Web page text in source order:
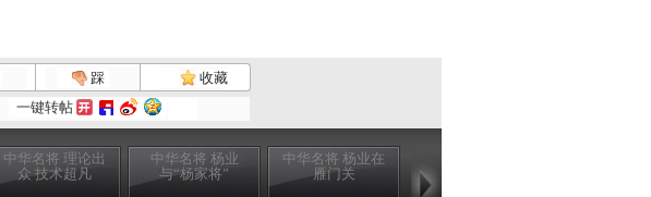
踩
收藏
一键转帖
中华名将 理论出
众 技术超凡
中华名将 杨业
与“杨家将”
中华名将 杨业在
雁门关